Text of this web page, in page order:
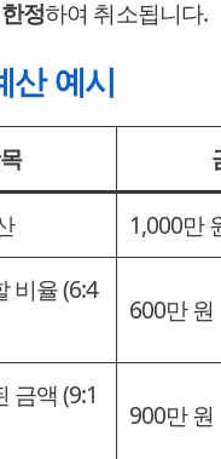
정하여 취소됩니다.
산 예시
1,000만
비율 (6:4
600만 원
금액 (9:1
900만 원